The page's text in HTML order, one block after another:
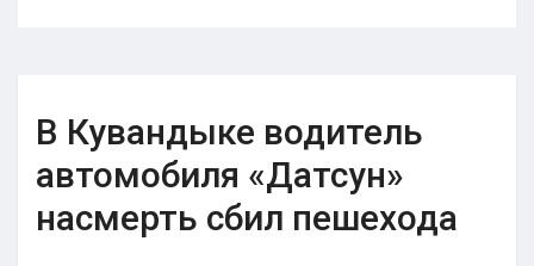
В Кувандыке водитель
автомобиля «Датсун»
насмерть сбил пешехода